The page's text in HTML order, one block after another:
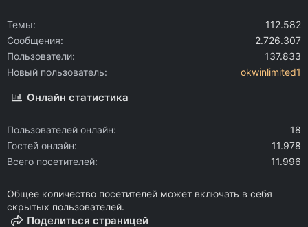
Темы
112.582
Сообщения
2.726.307
Пользователи
137.833
Новый пользователь
okwinlimited1
Онлайн статистика
Пользователей онлайн
18
Гостей онлайн
11.978
Всего посетителей
11.996
Общее количество посетителей может включать в себя
скрытых пользователей.
Поделиться страницей